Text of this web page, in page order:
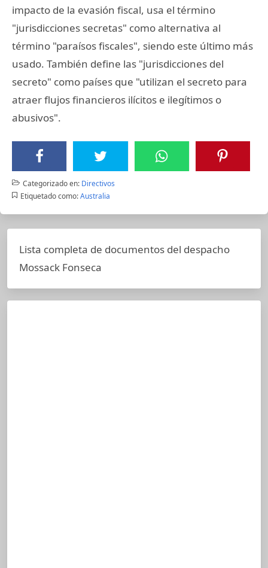
impacto de la evasión fiscal, usa el término
"jurisdicciones secretas" como alternativa al
término "paraísos fiscales", siendo este último más
usado. También define las "jurisdicciones del
secreto" como países que "utilizan el secreto para
atraer flujos financieros ilícitos e ilegítimos o
abusivos".
Categorizado en: Directivos
Etiquetado como: Australia
Lista completa de documentos del despacho
Mossack Fonseca